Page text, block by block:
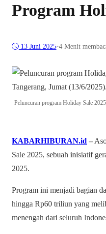
Program
13 Juni 2025•4 Menit
Peluncuran program Holiday Sale
KABARHIBURAN.id –
Sale 2025, sebuah inisiatif
2025.
Program ini menjadi bagian
hingga Rp60 triliun yang
menengah dari seluruh